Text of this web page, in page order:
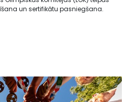
un sertifikātu pasniegšana.